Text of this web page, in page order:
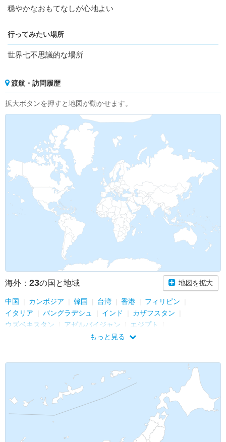
穏やかなおもてなしが心地よい
行ってみたい場所
世界七不思議的な場所
渡航・訪問履歴
拡大ボタンを押すと地図が動かせます。
海外： 23の国と地域 地図を拡大
中国 カンボジア 韓国 台湾 香港
フィリピン
イタリア
バングラデシュ インド
カザフスタン
ウズベキスタン
アゼルバイジャン
エジプト
インドネシア シンガポール
もっと見る